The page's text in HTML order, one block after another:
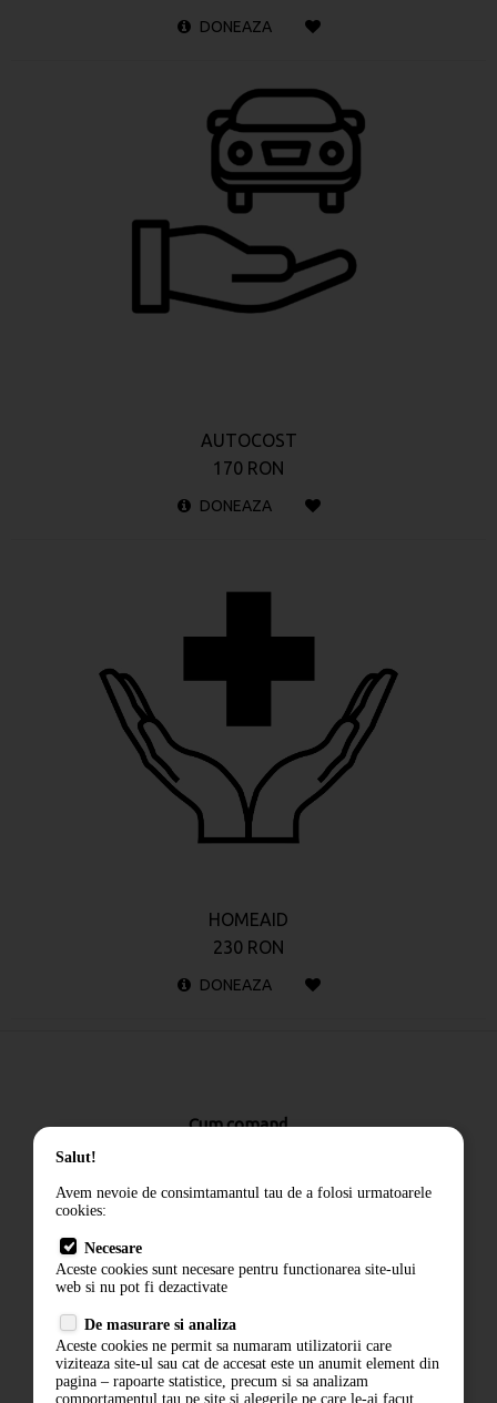
DONEAZA
AUTOCOST
170 RON
DONEAZA
HOMEAID
230 RON
DONEAZA
Cum comand
Returnarea produselor
ANPC
Politica de confidentialitate
ANPC
Salut!
Avem nevoie de consimtamantul tau de a folosi urmatoarele
cookies:
Necesare
Aceste cookies sunt necesare pentru functionarea site-ului
web si nu pot fi dezactivate
De masurare si analiza
Aceste cookies ne permit sa numaram utilizatorii care
viziteaza site-ul sau cat de accesat este un anumit element din
pagina – rapoarte statistice, precum si sa analizam
comportamentul tau pe site si alegerile pe care le-ai facut,